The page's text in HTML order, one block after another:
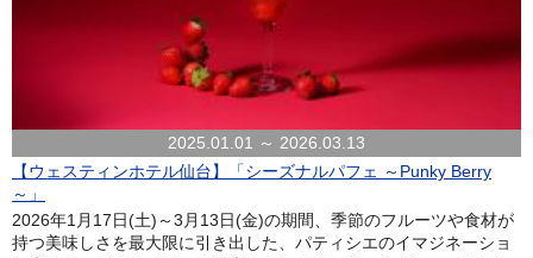
2025.01.01 ～ 2026.03.13
【ウェスティンホテル仙台】「シーズナルパフェ ～Punky Berry
～」
2026年1月17日(土)～3月13日(金)の期間、季節のフルーツや食材が
持つ美味しさを最大限に引き出した、パティシエのイマジネーショ